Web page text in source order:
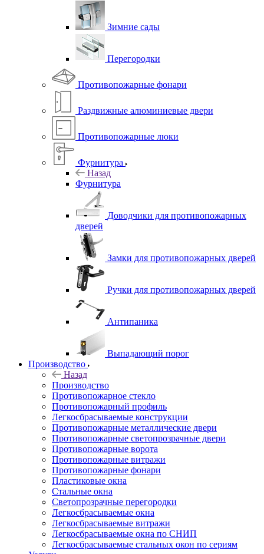
Зимние сады
Перегородки
Противопожарные фонари
Раздвижные алюминиевые двери
Противопожарные люки
Фурнитура
Назад
Фурнитура
Доводчики для противопожарных
дверей
Замки для противопожарных дверей
Ручки для противопожарных дверей
Антипаника
Выпадающий порог
Производство
Назад
Производство
Противопожарное стекло
Противопожарный профиль
Легкосбрасываемые конструкции
Противопожарные металлические двери
Противопожарные светопрозрачные двери
Противопожарные ворота
Противопожарные витражи
Противопожарные фонари
Пластиковые окна
Стальные окна
Светопрозрачные перегородки
Легкосбрасываемые окна
Легкосбрасываемые витражи
Легкосбрасываемые окна по СНИП
Легкосбрасываемые стальных окон по сериям